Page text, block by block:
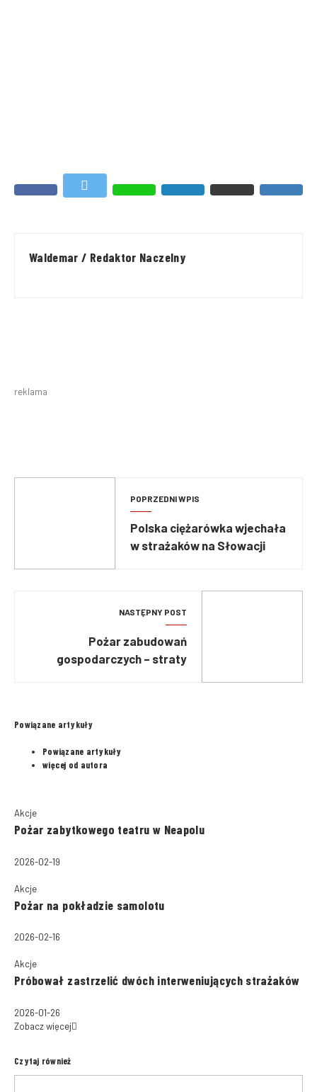
Waldemar / Redaktor Naczelny
reklama
POPRZEDNI WPIS
Polska ciężarówka wjechała
w strażaków na Słowacji
NASTĘPNY POST
Pożar zabudowań
gospodarczych – straty
Powiązane artykuły
Powiązane artykuły
więcej od autora
Akcje
Pożar zabytkowego teatru w Neapolu
2026-02-19
Akcje
Pożar na pokładzie samolotu
2026-02-16
Akcje
Próbował zastrzelić dwóch interweniujących strażaków
2026-01-26
Zobacz więcej
Czytaj również